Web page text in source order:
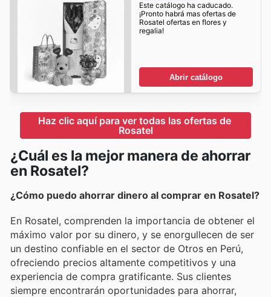
Este catálogo ha caducado.
¡Pronto habrá mas ofertas de
Rosatel ofertas en flores y
regalia!
Abrir catálogo
Haz clic aquí para ver todas las ofertas de
Rosatel
¿Cuál es la mejor manera de ahorrar
en Rosatel?
¿Cómo puedo ahorrar dinero al comprar en Rosatel?
En Rosatel, comprenden la importancia de obtener el
máximo valor por su dinero, y se enorgullecen de ser
un destino confiable en el sector de Otros en Perú,
ofreciendo precios altamente competitivos y una
experiencia de compra gratificante. Sus clientes
siempre encontrarán oportunidades para ahorrar,